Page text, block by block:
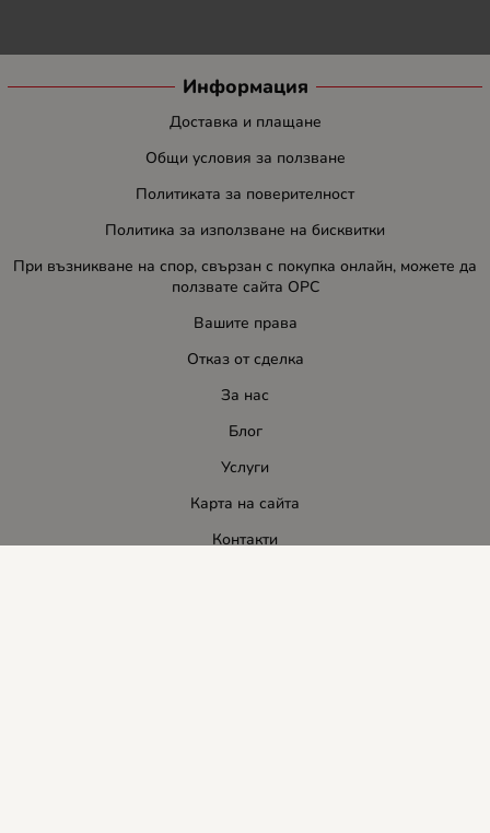
Информация
Доставка и плащане
Общи условия за ползване
Политиката за поверителност
Политика за използване на бисквитки
При възникване на спор, свързан с покупка онлайн, можете да
ползвате сайта ОРС
Вашите права
Отказ от сделка
За нас
Блог
Услуги
Карта на сайта
Контакти